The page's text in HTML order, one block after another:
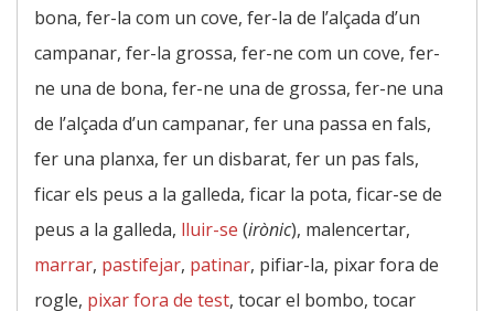
bona, fer-la com un cove, fer-la de l’alçada d’un
campanar, fer-la grossa, fer-ne com un cove, fer-
ne una de bona, fer-ne una de grossa, fer-ne una
de l’alçada d’un campanar, fer una passa en fals,
fer una planxa, fer un disbarat, fer un pas fals,
ficar els peus a la galleda, ficar la pota, ficar-se de
peus a la galleda, lluir-se (irònic), malencertar,
marrar, pastifejar, patinar, pifiar-la, pixar fora de
rogle, pixar fora de test, tocar el bombo, tocar